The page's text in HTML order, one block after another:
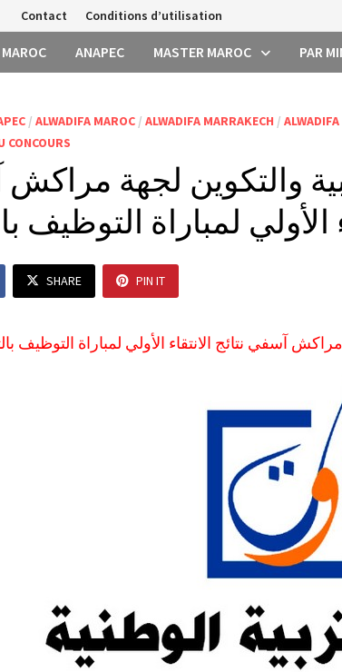
Contact Conditions d’utilisation
ANAPEC MASTER MAROC PAR
/ALWADIFA MAROC /ALWADIFA MARRAKECH /
CONCOURS
والتكوين لجهة
الأولي لمباراة التوظيف
SHARE PIN IT
آسفي نتائج الانتقاء الأولي لمباراة التوظيف